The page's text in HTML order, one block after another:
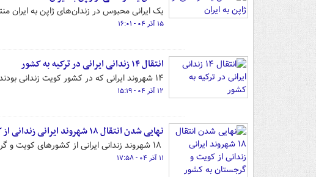
یک ایرانی محبوس در زندان‌های ژاپن به ایران
۱۵ آذر ۰۴ - ۱۶:۰۱
انتقال ۱۴ زندانی ایرانی در ترکیه به کشور
۱۴ شهروند ایرانی که در کشور کویت زندانی بودند،‌ با پیگیری سفارت جمهوری اسلامی ایران در کویت به کشور منتقل شدند.
۱۲ آذر ۰۴ - ۱۵:۱۹
نهایی شدن انتقال ۱۸ شهروند ایرانی زندانی از کویت و گرجستان به کشور
۱۱ آذر ۰۴ - ۱۷:۵۸